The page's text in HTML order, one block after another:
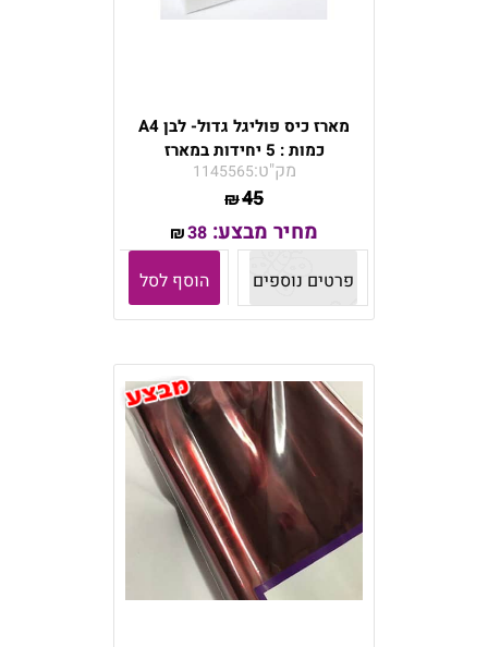
מארז כיס פוליגל גדול- לבן A4
כמות : 5 יחידות במארז
מק"ט:1145565
₪45
מחיר מבצע: ₪38
פרטים נוספים
הוסף לסל